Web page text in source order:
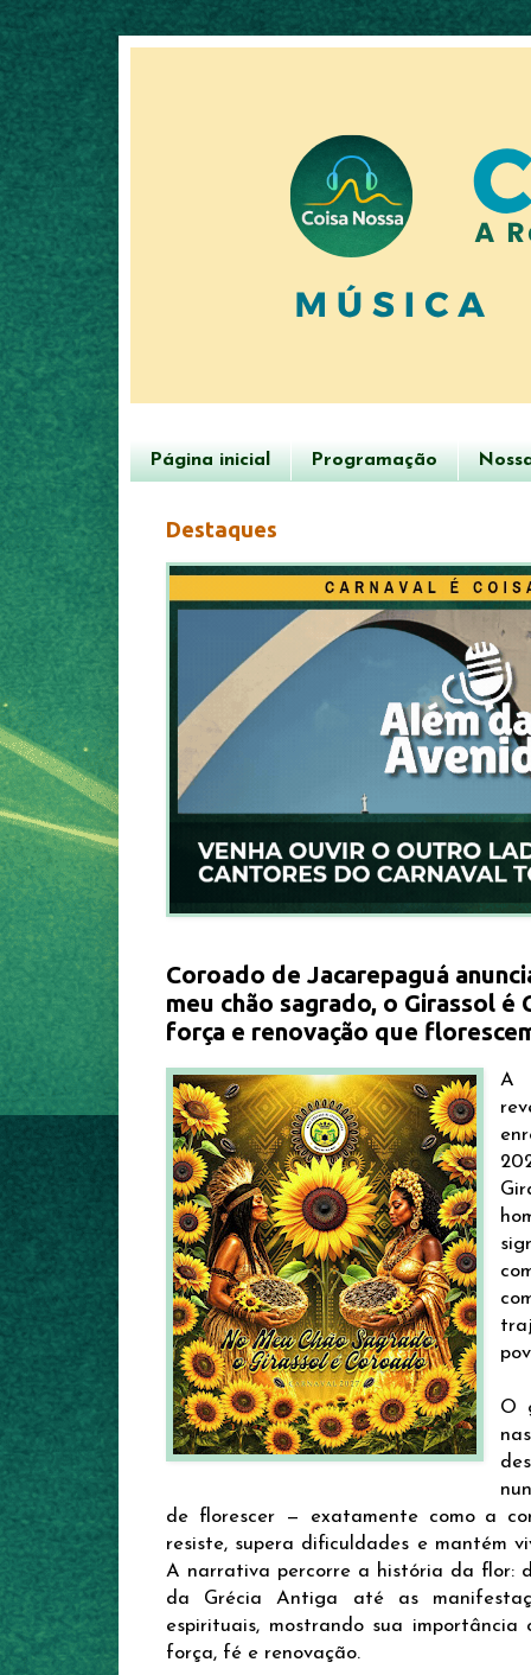
Página inicial Programação
Destaques
Coroado de Jacarepaguá
meu chão sagrado, o Girassol é
força e renovação que
A
O
de florescer — exatamente como a
resiste, supera dificuldades e mantém
A narrativa percorre a história da flor:
da Grécia Antiga até as
espirituais, mostrando sua importância
força, fé e renovação.